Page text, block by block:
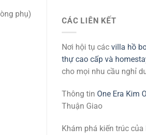
CÁC LIÊN KẾT
Nơi hội tụ các villa hồ
thự cao cấp và
cho mọi nhu cầu nghỉ
Thông tin One Era Kim
Thuận Giao
Khám phá kiến trúc của
phụ)